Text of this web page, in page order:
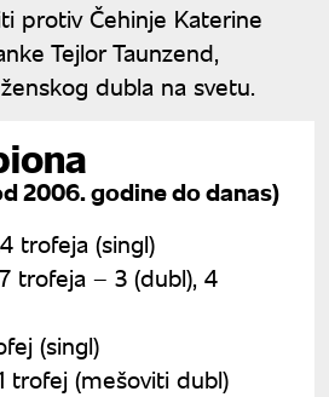
protiv Čehinje Katerine
Tejlor Taunzend,
dubla na svetu.
2006. godine do danas)
trofeja (singl)
trofeja – 3 (dubl), 4
(singl)
trofej (mešoviti dubl)